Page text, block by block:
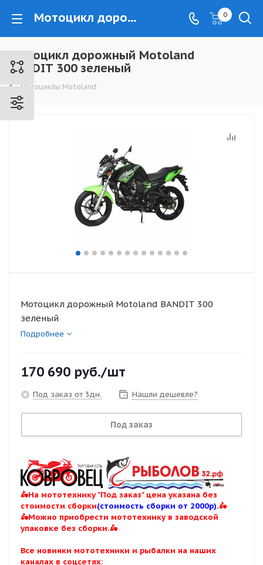
Мотоцикл дорожный Motoland BANDIT 300 зеленый - www.kovrovec.ru 0
Мотоцикл дорожный Motoland
BANDIT 300 зеленый
Мотоциклы Motoland
Мотоцикл дорожный Motoland BANDIT 300
зеленый
Подробнее
170 690 руб./шт
Под заказ от 3дн. Нашли дешевле?
Под заказ
🛵На мототехнику "Под заказ" цена указана без
стоимости сборки(стоимость сборки от 2000р).🛵
🛵Можно приобрести мототехнику в заводской
упаковке без сборки.🛵
Все новинки мототехники и рыбалки на наших
каналах в соцсетях: